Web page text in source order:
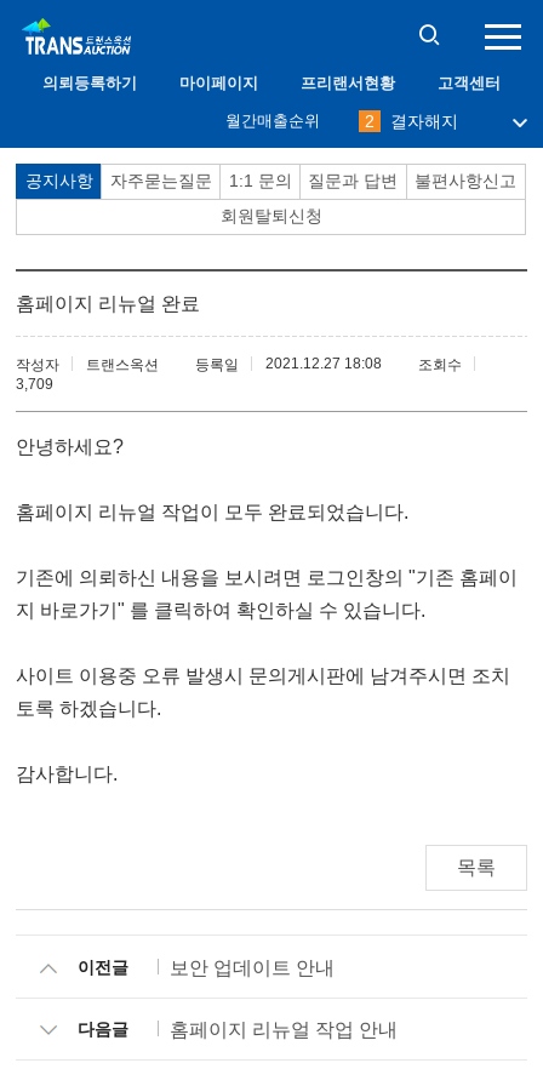
의뢰등록하기 마이페이지 프리랜서현황 고객센터
월간매출순위
10 프리맨
2
결자해지
3
나무사랑
4
immodium
5
달관
7
밀레니엄
공지사항 자주묻는질문 1:1 문의 질문과 답변
불편사항신고
회원탈퇴신청
홈페이지 리뉴얼 완료
작성자 트랜스옥션 등록일 2021.12.27 18:08
조회수
3,709
안녕하세요?
홈페이지 리뉴얼 작업이 모두 완료되었습니다.
기존에 의뢰하신 내용을 보시려면 로그인창의 "기존 홈페이
지 바로가기" 를 클릭하여 확인하실 수 있습니다.
사이트 이용중 오류 발생시 문의게시판에 남겨주시면 조치
토록 하겠습니다.
감사합니다.
목록
이전글 보안 업데이트 안내
홈페이지 리뉴얼 작업 안내
다음글